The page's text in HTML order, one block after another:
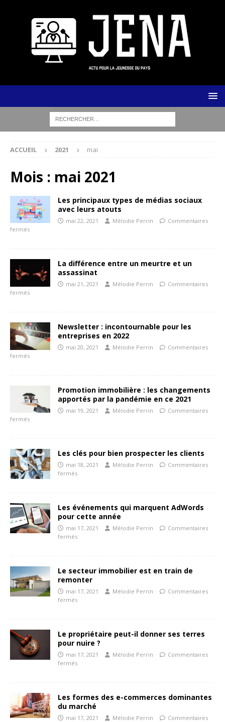
ACCUEIL 2021 mai
Mois : mai 2021
Les principaux types de médias sociaux
avec leurs atouts
mai 22, 2021 Mélodie Perrin
Commentaires
fermés
La différence entre un meurtre et un
assassinat
mai 21, 2021 Mélodie Perrin
Commentaires
fermés
Newsletter : incontournable pour les
entreprises en 2022
mai 20, 2021 Mélodie Perrin
Commentaires
fermés
Promotion immobilière : les changements
apportés par la pandémie en ce 2021
mai 19, 2021 Mélodie Perrin
Commentaires
fermés
Les clés pour bien prospecter les clients
mai 18, 2021 Mélodie Perrin
Commentaires
fermés
Les événements qui marquent AdWords
pour cette année
mai 17, 2021 Mélodie Perrin
Commentaires
fermés
Le secteur immobilier est en train de
remonter
mai 17, 2021 Mélodie Perrin
Commentaires
fermés
Le propriétaire peut-il donner ses terres
pour nuire ?
mai 17, 2021 Mélodie Perrin
Commentaires
fermés
Les formes des e-commerces dominantes
du marché
mai 17, 2021 Mélodie Perrin
Commentaires